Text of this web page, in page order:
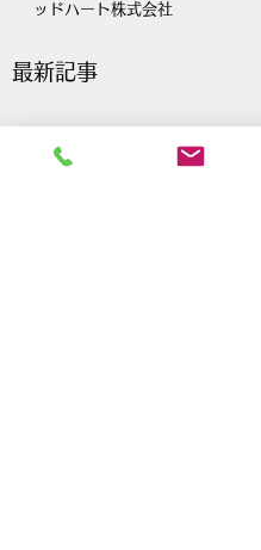
ッドハート株式会社
最新記事